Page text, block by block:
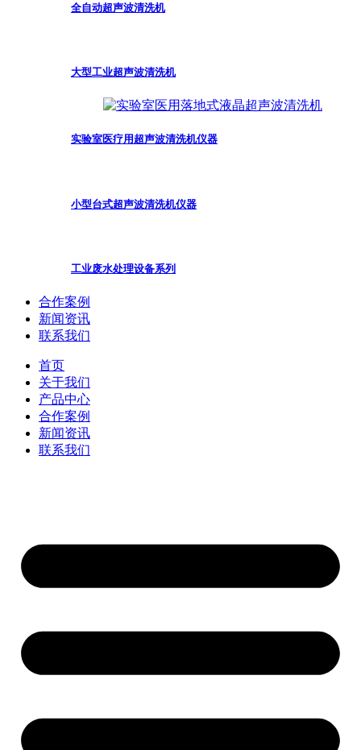
全自动超声波清洗机
大型工业超声波清洗机
实验室医疗用超声波清洗机仪器
小型台式超声波清洗机仪器
工业废水处理设备系列
合作案例
新闻资讯
联系我们
首页
关于我们
产品中心
合作案例
新闻资讯
联系我们